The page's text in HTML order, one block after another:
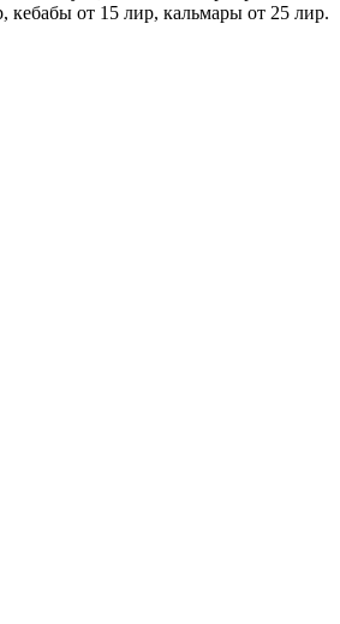
кебабы от 15 лир, кальмары от 25 лир.